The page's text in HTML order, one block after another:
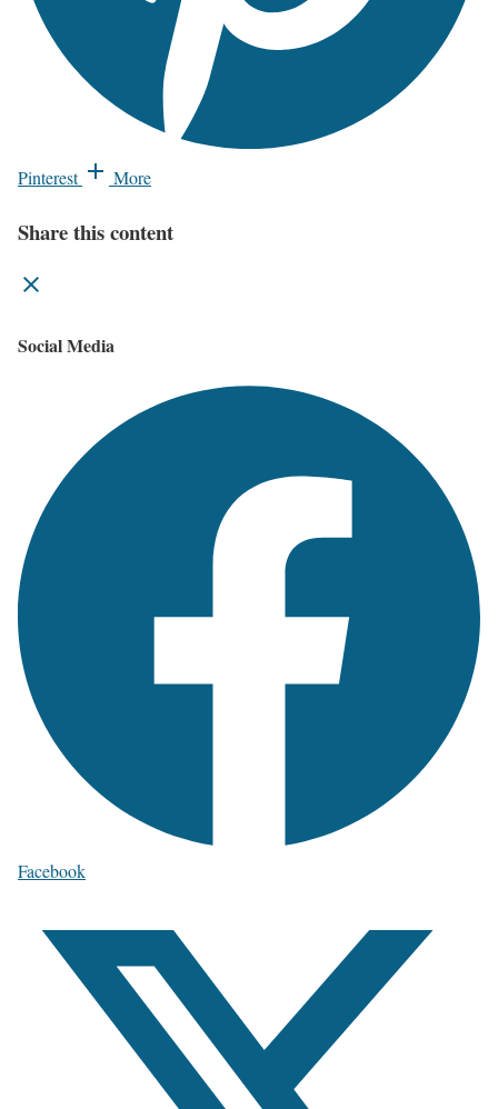
Pinterest More
Share this content
Social Media
Facebook